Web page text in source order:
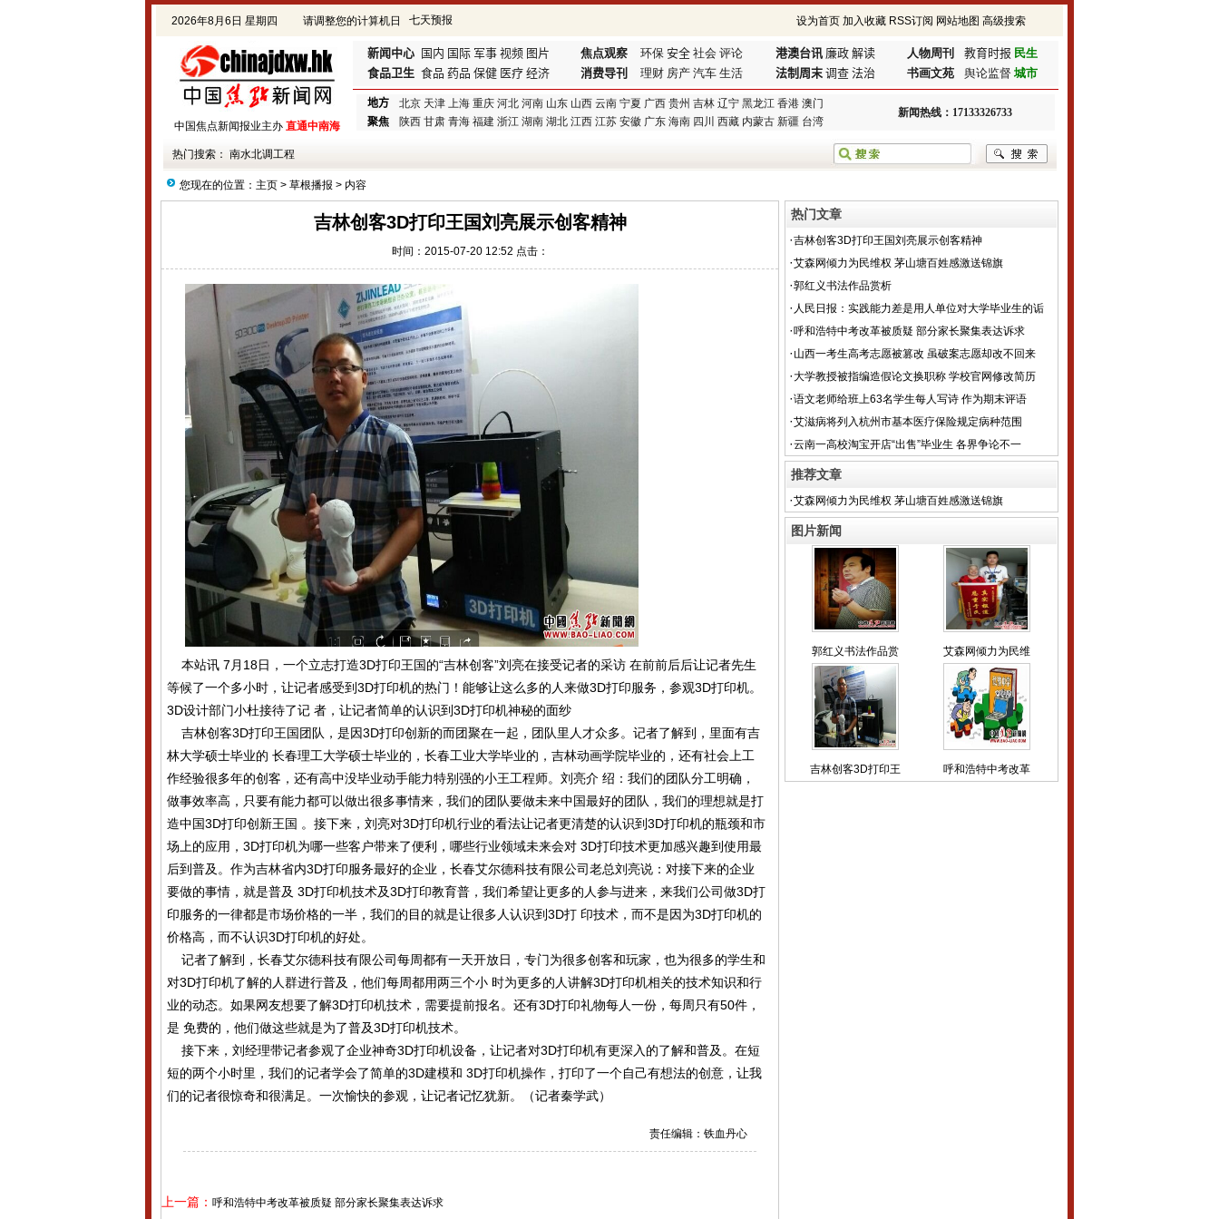
2026年8月6日 星期四
请调整您的计算机日
设为首页 加入收藏 RSS订阅 网站地图 高级搜索
中国焦点新闻报业主办 直通中南海
新闻中心 国内 国际 军事 视频 图片
食品卫生 食品 药品 保健 医疗 经济
焦点观察 环保 安全 社会 评论
消费导刊
理财 房产 汽车 生活
港澳台讯 廉政 解读
法制周末 调查 法治
人物周刊 教育时报 民生
书画文苑
舆论监督 城市
地方
聚焦
北京 天津 上海 重庆 河北 河南 山东 山西 云南 宁夏 广西 贵州 吉林 辽宁 黑龙江 香港 澳门
新闻热线：17133326733
陕西 甘肃 青海 福建 浙江 湖南 湖北 江西 江苏 安徽 广东 海南 四川 西藏 内蒙古 新疆 台湾
热门搜索： 南水北调工程
您现在的位置： 主页 > 草根播报 > 内容
吉林创客3D打印王国刘亮展示创客精神
时间：2015-07-20 12:52 点击：
本站讯 7月18日，一个立志打造3D打印王国的“吉林创客”刘亮在接受记者的采访 在前前后后让记者先生
等候了一个多小时，让记者感受到3D打印机的热门！能够让这么多的人来做3D打印服务，参观3D打印机。
3D设计部门小杜接待了记 者，让记者简单的认识到3D打印机神秘的面纱
吉林创客3D打印王国团队，是因3D打印创新的而团聚在一起，团队里人才众多。记者了解到，里面有吉
林大学硕士毕业的 长春理工大学硕士毕业的，长春工业大学毕业的，吉林动画学院毕业的，还有社会上工
作经验很多年的创客，还有高中没毕业动手能力特别强的小王工程师。刘亮介 绍：我们的团队分工明确，
做事效率高，只要有能力都可以做出很多事情来，我们的团队要做未来中国最好的团队，我们的理想就是打
造中国3D打印创新王国 。接下来，刘亮对3D打印机行业的看法让记者更清楚的认识到3D打印机的瓶颈和市
场上的应用，3D打印机为哪一些客户带来了便利，哪些行业领域未来会对 3D打印技术更加感兴趣到使用最
后到普及。作为吉林省内3D打印服务最好的企业，长春艾尔德科技有限公司老总刘亮说：对接下来的企业
要做的事情，就是普及 3D打印机技术及3D打印教育普，我们希望让更多的人参与进来，来我们公司做3D打
印服务的一律都是市场价格的一半，我们的目的就是让很多人认识到3D打 印技术，而不是因为3D打印机的
价格高，而不认识3D打印机的好处。
记者了解到，长春艾尔德科技有限公司每周都有一天开放日，专门为很多创客和玩家，也为很多的学生和
对3D打印机了解的人群进行普及，他们每周都用两三个小 时为更多的人讲解3D打印机相关的技术知识和行
业的动态。如果网友想要了解3D打印机技术，需要提前报名。还有3D打印礼物每人一份，每周只有50件，
是 免费的，他们做这些就是为了普及3D打印机技术。
接下来，刘经理带记者参观了企业神奇3D打印机设备，让记者对3D打印机有更深入的了解和普及。在短
短的两个小时里，我们的记者学会了简单的3D建模和 3D打印机操作，打印了一个自己有想法的创意，让我
们的记者很惊奇和很满足。一次愉快的参观，让记者记忆犹新。（记者秦学武）
责任编辑：铁血丹心
上一篇： 呼和浩特中考改革被质疑 部分家长聚集表达诉求
热门文章
·吉林创客3D打印王国刘亮展示创客精神
·艾森网倾力为民维权 茅山塘百姓感激送锦旗
·郭红义书法作品赏析
· 人民日报：实践能力差是用人单位对大学毕业生的诟
·呼和浩特中考改革被质疑 部分家长聚集表达诉求
· 山西一考生高考志愿被篡改 虽破案志愿却改不回来
·大学教授被指编造假论文换职称 学校官网修改简历
·语文老师给班上63名学生每人写诗 作为期末评语
·艾滋病将列入杭州市基本医疗保险规定病种范围
·云南一高校淘宝开店“出售”毕业生 各界争论不一
推荐文章
·艾森网倾力为民维权 茅山塘百姓感激送锦旗
图片新闻
郭红义书法作品赏 艾森网倾力为民维
吉林创客3D打印王 呼和浩特中考改革